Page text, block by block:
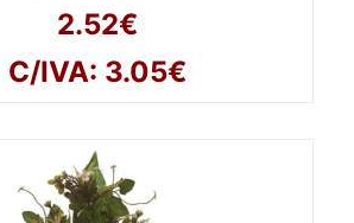
2.52€
C/IVA: 3.05€